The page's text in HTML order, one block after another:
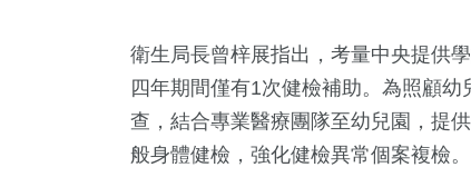
衛生局長曾梓展指出，考量中央提供
四年期間僅有1次健檢補助。為照顧
查，結合專業醫療團隊至幼兒園，提
般身體健檢，強化健檢異常個案複檢。